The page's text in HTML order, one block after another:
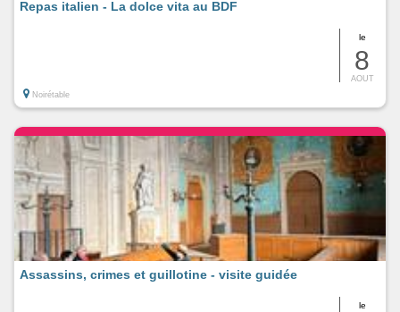
le
8
AOUT
Repas italien - La dolce vita au BDF
Noirétable
le
Assassins, crimes et guillotine - visite guidée